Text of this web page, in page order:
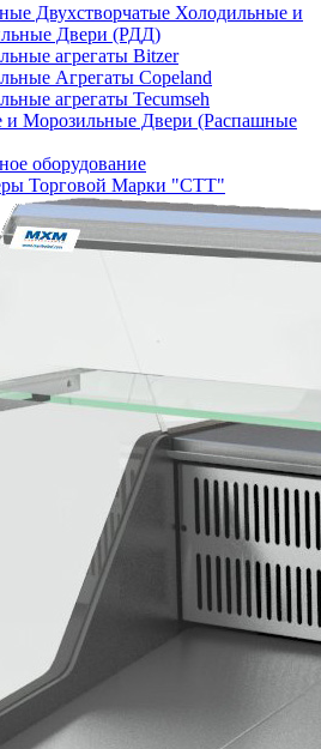
Двухстворчатые Холодильные и
Двери (РДД)
агрегаты Bitzer
Агрегаты Copeland
агрегаты Tecumseh
и Морозильные Двери (Распашные
оборудование
Торговой Марки "СТТ"